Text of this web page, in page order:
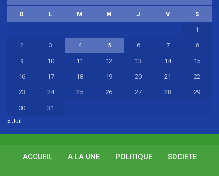
D L M M J V S
1
2 3 4 5 6 7 8
9 10 11 12 13 14 15
16 17 18 19 20 21 22
23 24 25 26 27 28 29
30
31
« Juil
ACCUEIL A LA UNE POLITIQUE SOCIETE